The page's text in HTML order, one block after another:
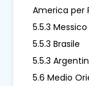
America per
5.5.3 Messico
5.5.3 Brasile
5.5.3
5.6 Medio